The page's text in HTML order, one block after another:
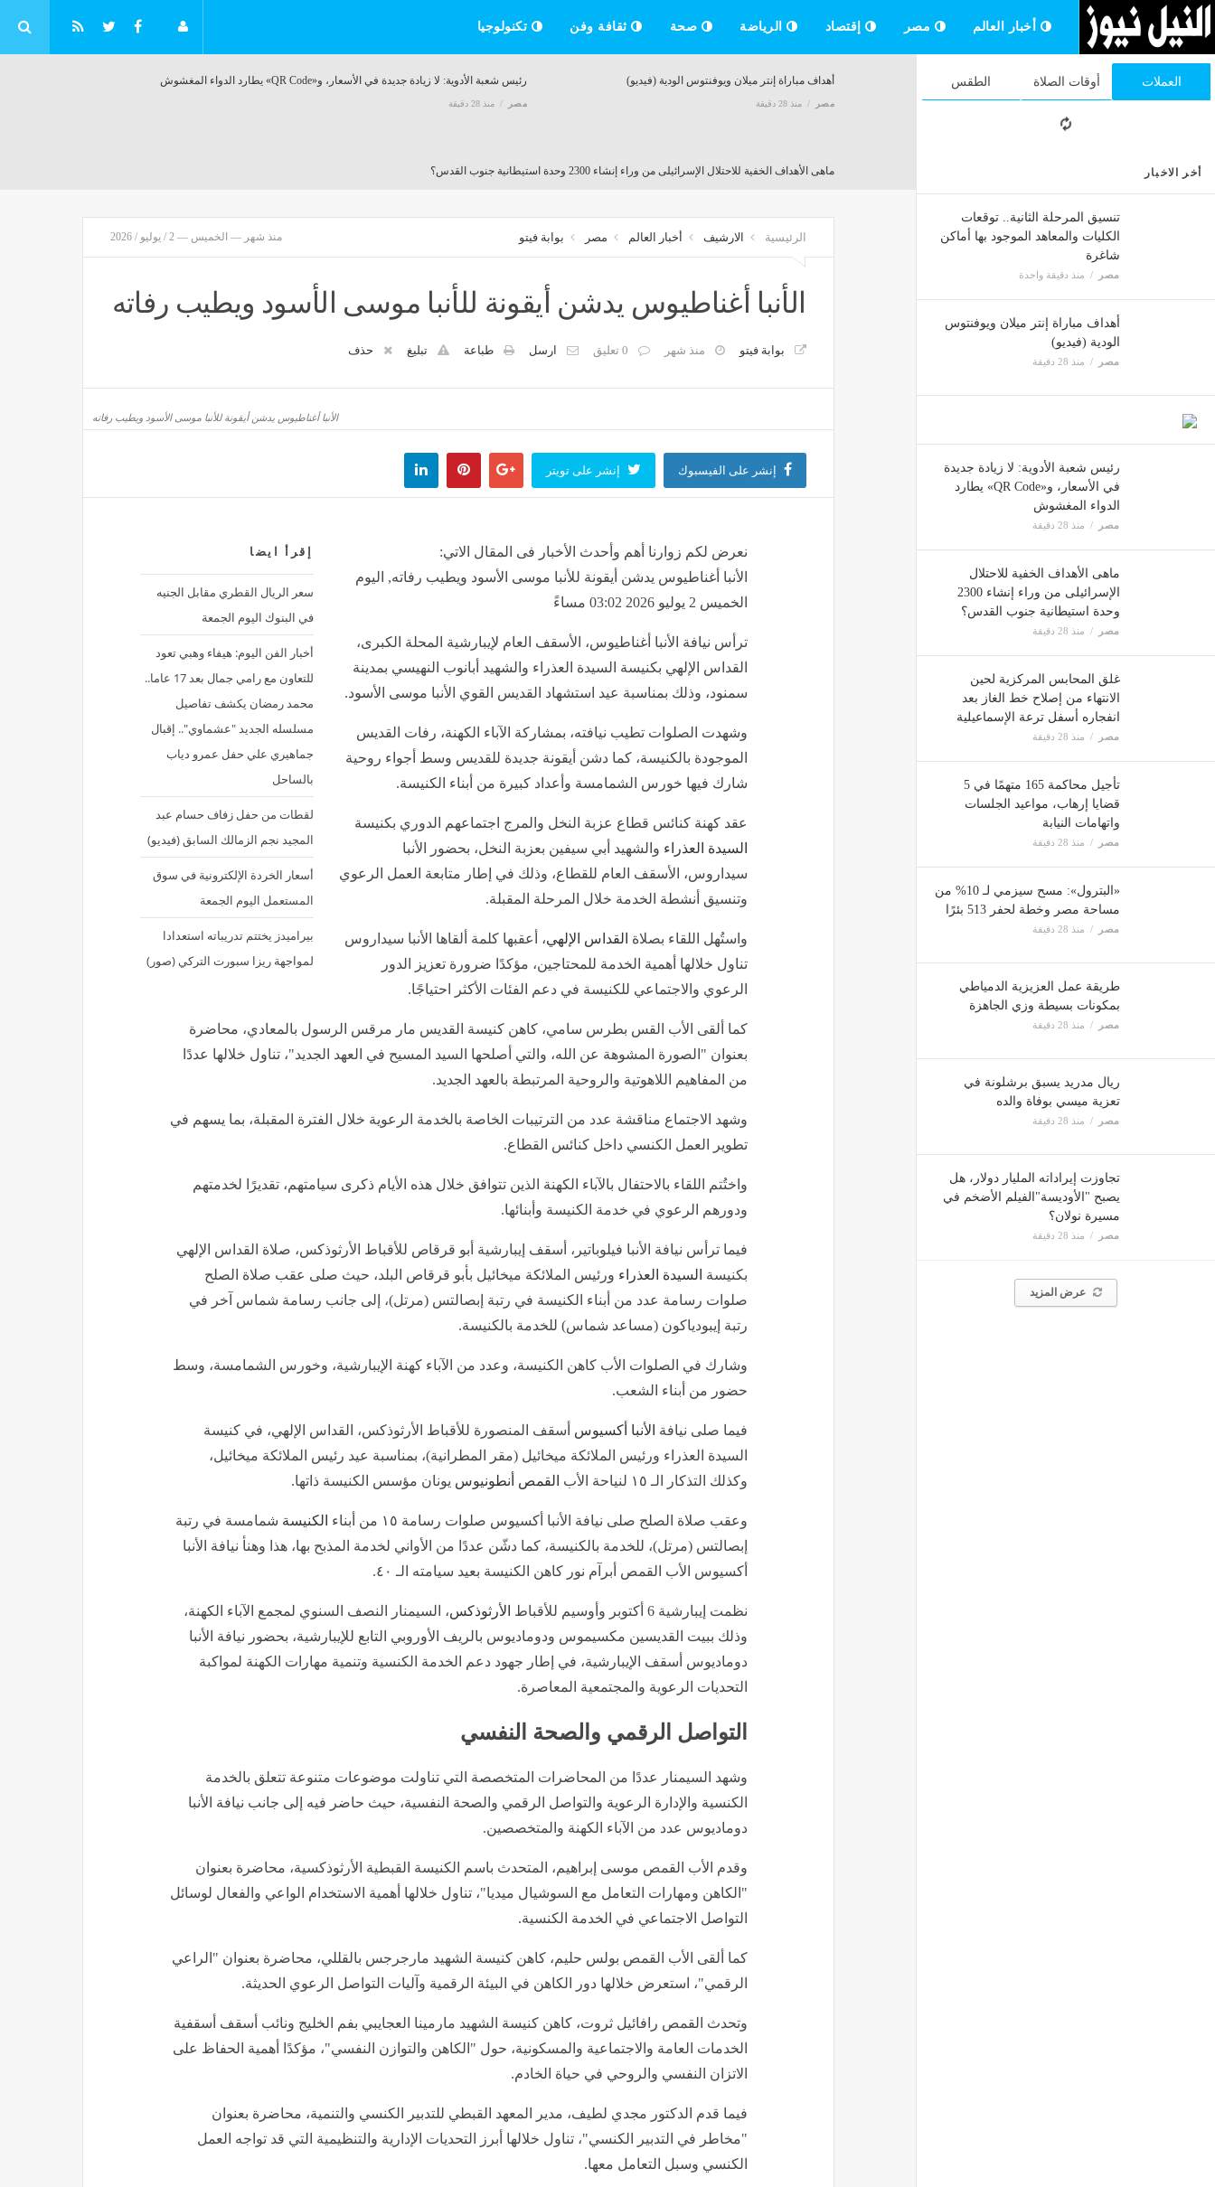
أخبار العالم مصر إقتصاد الرياضة صحة ثقافة وفن تكنولوجيا
العملات أوقات الصلاة الطقس
أخر الاخبار
تنسيق المرحلة الثانية.. توقعات
الكليات والمعاهد الموجود بها أماكن
شاغرة
مصر منذ دقيقة واحدة
أهداف مباراة إنتر ميلان ويوفنتوس
الودية (فيديو)
مصر منذ 28 دقيقة
رئيس شعبة الأدوية: لا زيادة جديدة
في الأسعار، و«QR Code» يطارد
الدواء المغشوش
مصر منذ 28 دقيقة
ماهى الأهداف الخفية للاحتلال
الإسرائيلى من وراء إنشاء 2300
وحدة استيطانية جنوب القدس؟
مصر منذ 28 دقيقة
غلق المحابس المركزية لحين
الانتهاء من إصلاح خط الغاز بعد
انفجاره أسفل ترعة الإسماعيلية
مصر منذ 28 دقيقة
تأجيل محاكمة 165 متهمًا في 5
قضايا إرهاب، مواعيد الجلسات
واتهامات النيابة
مصر منذ 28 دقيقة
«البترول»: مسح سيزمي لـ 10% من
مساحة مصر وخطة لحفر 513 بئرًا
مصر منذ 28 دقيقة
طريقة عمل العزيزية الدمياطي
بمكونات بسيطة وزي الجاهزة
مصر منذ 28 دقيقة
ريال مدريد يسبق برشلونة في
تعزية ميسي بوفاة والده
مصر منذ 28 دقيقة
تجاوزت إيراداته المليار دولار، هل
يصبح "الأوديسة"الفيلم الأضخم في
مسيرة نولان؟
مصر منذ 28 دقيقة
عرض المزيد
أهداف مباراة إنتر ميلان ويوفنتوس الودية (فيديو)
مصر منذ 28 دقيقة
رئيس شعبة الأدوية: لا زيادة جديدة في الأسعار، و«QR Code» يطارد الدواء المغشوش
مصر منذ 28 دقيقة
ماهى الأهداف الخفية للاحتلال الإسرائيلى من وراء إنشاء 2300 وحدة استيطانية جنوب القدس؟
غلق المحابس المركزية لحين الانتهاء من إصلاح خط الغاز بعد انفجاره أسفل ترعة الإسماعيلية
منذ 28 دقيقة
تأجيل محاكمة 165 متهمًا في 5 قضايا إرهاب، مواعيد الجلسات واتهامات النيابة «البترول»: مسح سيزمي لـ 10% من مساحة مصر وخطة لحفر 513 بئرًا
منذ 28 دقيقة مصر منذ 28 دقيقة
الرئيسية الارشيف أخبار العالم مصر بوابة فيتو منذ شهر — الخميس — 2 / يوليو / 2026
الأنبا أغناطيوس يدشن أيقونة للأنبا موسى الأسود ويطيب رفاته
بوابة فيتو منذ شهر 0 تعليق ارسل طباعة تبليغ حذف
الأنبا أغناطيوس يدشن أيقونة للأنبا موسى الأسود ويطيب رفاته
إنشر على الفيسبوك إنشر على تويتر
إقرأ ايضا
سعر الريال القطري مقابل الجنيه
في البنوك اليوم الجمعة
أخبار الفن اليوم: هيفاء وهبي تعود
للتعاون مع رامي جمال بعد 17 عاما..
محمد رمضان يكشف تفاصيل
مسلسله الجديد "عشماوي".. إقبال
جماهيري علي حفل عمرو دياب
بالساحل
لقطات من حفل زفاف حسام عبد
المجيد نجم الزمالك السابق (فيديو)
أسعار الخردة الإلكترونية في سوق
المستعمل اليوم الجمعة
بيراميدز يختتم تدريباته استعدادا
لمواجهة ريزا سبورت التركي (صور)
نعرض لكم زوارنا أهم وأحدث الأخبار فى المقال الاتي:
الأنبا أغناطيوس يدشن أيقونة للأنبا موسى الأسود ويطيب رفاته, اليوم
الخميس 2 يوليو 2026 03:02 مساءً
ترأس نيافة الأنبا أغناطيوس، الأسقف العام لإيبارشية المحلة الكبرى،
القداس الإلهي بكنيسة السيدة العذراء والشهيد أبانوب النهيسي بمدينة
سمنود، وذلك بمناسبة عيد استشهاد القديس القوي الأنبا موسى الأسود.
وشهدت الصلوات تطيب نيافته، بمشاركة الآباء الكهنة، رفات القديس
الموجودة بالكنيسة، كما دشن أيقونة جديدة للقديس وسط أجواء روحية
شارك فيها خورس الشمامسة وأعداد كبيرة من أبناء الكنيسة.
عقد كهنة كنائس قطاع عزبة النخل والمرج اجتماعهم الدوري بكنيسة
السيدة العذراء والشهيد أبي سيفين بعزبة النخل، بحضور الأنبا
سيداروس، الأسقف العام للقطاع، وذلك في إطار متابعة العمل الرعوي
وتنسيق أنشطة الخدمة خلال المرحلة المقبلة.
واستُهل اللقاء بصلاة القداس الإلهي، أعقبها كلمة ألقاها الأنبا سيداروس
تناول خلالها أهمية الخدمة للمحتاجين، مؤكدًا ضرورة تعزيز الدور
الرعوي والاجتماعي للكنيسة في دعم الفئات الأكثر احتياجًا.
كما ألقى الأب القس بطرس سامي، كاهن كنيسة القديس مار مرقس الرسول بالمعادي، محاضرة
بعنوان "الصورة المشوهة عن الله، والتي أصلحها السيد المسيح في العهد الجديد"، تناول خلالها عددًا
من المفاهيم اللاهوتية والروحية المرتبطة بالعهد الجديد.
وشهد الاجتماع مناقشة عدد من الترتيبات الخاصة بالخدمة الرعوية خلال الفترة المقبلة، بما يسهم في
تطوير العمل الكنسي داخل كنائس القطاع.
واختُتم اللقاء بالاحتفال بالآباء الكهنة الذين تتوافق خلال هذه الأيام ذكرى سيامتهم، تقديرًا لخدمتهم
ودورهم الرعوي في خدمة الكنيسة وأبنائها.
فيما ترأس نيافة الأنبا فيلوباتير، أسقف إيبارشية أبو قرقاص للأقباط الأرثوذكس، صلاة القداس الإلهي
بكنيسة السيدة العذراء ورئيس الملائكة ميخائيل بأبو قرقاص البلد، حيث صلى عقب صلاة الصلح
صلوات رسامة عدد من أبناء الكنيسة في رتبة إبصالتس (مرتل)، إلى جانب رسامة شماس آخر في
رتبة إيبودياكون (مساعد شماس) للخدمة بالكنيسة.
وشارك في الصلوات الأب كاهن الكنيسة، وعدد من الآباء كهنة الإيبارشية، وخورس الشمامسة، وسط
حضور من أبناء الشعب.
فيما صلى نيافة الأنبا أكسيوس أسقف المنصورة للأقباط الأرثوذكس، القداس الإلهي، في كنيسة
السيدة العذراء ورئيس الملائكة ميخائيل (مقر المطرانية)، بمناسبة عيد رئيس الملائكة ميخائيل،
وكذلك التذكار الـ ١٥ لنياحة الأب
القمص أنطونيوس يونان مؤسس الكنيسة ذاتها.
وعقب صلاة الصلح صلى نيافة الأنبا أكسيوس صلوات رسامة ١٥ من أبناء الكنيسة شمامسة في رتبة
إبصالتس (مرتل)، للخدمة بالكنيسة، كما دشّن عددًا من الأواني لخدمة المذبح بها، هذا وهنأ نيافة الأنبا
أكسيوس الأب القمص أبرآم نور كاهن الكنيسة بعيد سيامته الـ ٤٠.
نظمت إيبارشية 6 أكتوبر وأوسيم للأقباط الأرثوذكس، السيمنار النصف السنوي لمجمع الآباء الكهنة،
وذلك ببيت القديسين مكسيموس ودوماديوس بالريف الأوروبي التابع للإيبارشية، بحضور نيافة الأنبا
دوماديوس أسقف الإيبارشية، في إطار جهود دعم الخدمة الكنسية وتنمية مهارات الكهنة لمواكبة
التحديات الرعوية والمجتمعية المعاصرة.
التواصل الرقمي والصحة النفسي
وشهد السيمنار عددًا من المحاضرات المتخصصة التي تناولت موضوعات متنوعة تتعلق بالخدمة
الكنسية والإدارة الرعوية والتواصل الرقمي والصحة النفسية، حيث حاضر فيه إلى جانب نيافة الأنبا
دوماديوس عدد من الآباء الكهنة والمتخصصين.
وقدم الأب القمص موسى إبراهيم، المتحدث باسم الكنيسة القبطية الأرثوذكسية، محاضرة بعنوان
"الكاهن ومهارات التعامل مع السوشيال ميديا"، تناول خلالها أهمية الاستخدام الواعي والفعال لوسائل
التواصل الاجتماعي في الخدمة الكنسية.
كما ألقى الأب القمص بولس حليم، كاهن كنيسة الشهيد مارجرجس بالقللي، محاضرة بعنوان "الراعي
الرقمي"، استعرض خلالها دور الكاهن في البيئة الرقمية وآليات التواصل الرعوي الحديثة.
وتحدث القمص رافائيل ثروت، كاهن كنيسة الشهيد مارمينا العجايبي بفم الخليج ونائب أسقف أسقفية
الخدمات العامة والاجتماعية والمسكونية، حول "الكاهن والتوازن النفسي"، مؤكدًا أهمية الحفاظ على
الاتزان النفسي والروحي في حياة الخادم.
فيما قدم الدكتور مجدي لطيف، مدير المعهد القبطي للتدبير الكنسي والتنمية، محاضرة بعنوان
"مخاطر في التدبير الكنسي"، تناول خلالها أبرز التحديات الإدارية والتنظيمية التي قد تواجه العمل
الكنسي وسبل التعامل معها.